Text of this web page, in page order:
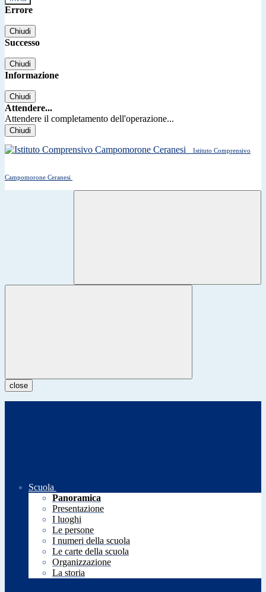
Errore
Chiudi
Successo
Chiudi
Informazione
Chiudi
Attendere...
Attendere il completamento dell'operazione...
Chiudi
Istituto Comprensivo
Campomorone Ceranesi
close
Scuola
Panoramica
Presentazione
I luoghi
Le persone
I numeri della scuola
Le carte della scuola
Organizzazione
La storia